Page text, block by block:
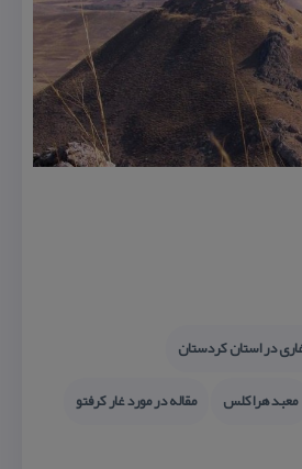
در استان كردستان
معبد هراكلس
مقاله در مورد غار كرفتو